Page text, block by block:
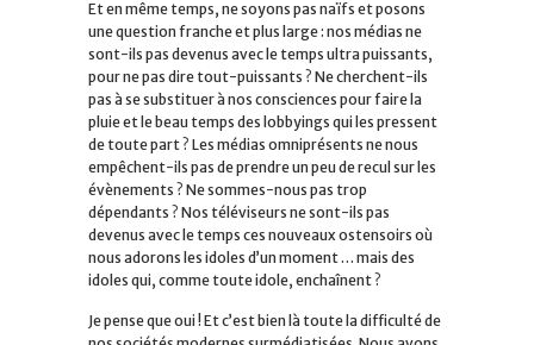
Et en même temps, ne soyons pas naïfs et posons
une question franche et plus large : nos médias ne
sont-ils pas devenus avec le temps ultra puissants,
pour ne pas dire tout-puissants ? Ne cherchent-ils
pas à se substituer à nos consciences pour faire la
pluie et le beau temps des lobbyings qui les pressent
de toute part ? Les médias omniprésents ne nous
empêchent-ils pas de prendre un peu de recul sur les
évènements ? Ne sommes-nous pas trop
dépendants ? Nos téléviseurs ne sont-ils pas
devenus avec le temps ces nouveaux ostensoirs où
nous adorons les idoles d’un moment … mais des
idoles qui, comme toute idole, enchaînent ?
Je pense que oui ! Et c’est bien là toute la difficulté de